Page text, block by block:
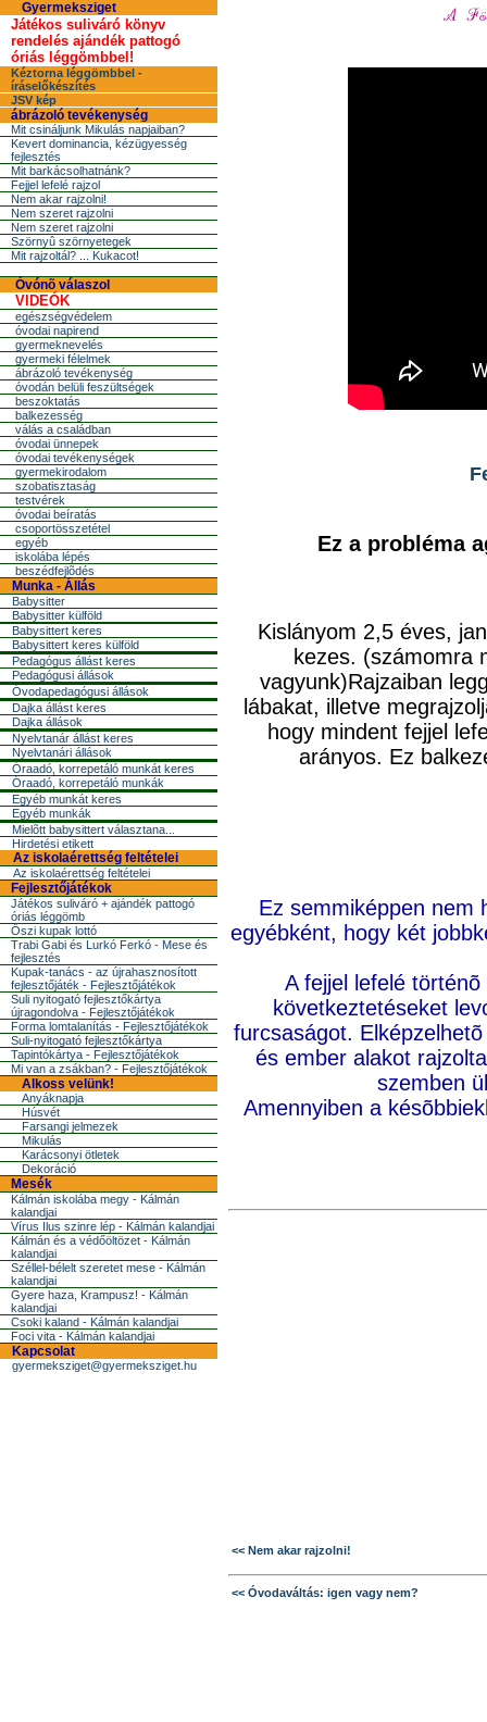
Gyermeksziget
Játékos suliváró könyv
rendelés ajándék pattogó
óriás léggömbbel!
Kéztorna léggömbbel -
íráselőkészítés
JSV kép
ábrázoló tevékenység
Mit csináljunk Mikulás napjaiban?
Kevert dominancia, kézügyesség
fejlesztés
Mit barkácsolhatnánk?
Fejjel lefelé rajzol
Nem akar rajzolni!
Nem szeret rajzolni
Nem szeret rajzolni
Szörnyû szörnyetegek
Mit rajzoltál? ... Kukacot!
Óvónõ válaszol
VIDEÓK
egészségvédelem
óvodai napirend
gyermeknevelés
gyermeki félelmek
ábrázoló tevékenység
óvodán belüli feszültségek
beszoktatás
balkezesség
válás a családban
óvodai ünnepek
óvodai tevékenységek
gyermekirodalom
szobatisztaság
testvérek
óvodai beíratás
csoportösszetétel
egyéb
iskolába lépés
beszédfejlõdés
Munka - Állás
Babysitter
Babysitter külföld
Babysittert keres
Babysittert keres külföld
Pedagógus állást keres
Pedagógusi állások
Óvodapedagógusi állások
Dajka állást keres
Dajka állások
Nyelvtanár állást keres
Nyelvtanári állások
Óraadó, korrepetáló munkát keres
Óraadó, korrepetáló munkák
Egyéb munkát keres
Egyéb munkák
Mielõtt babysittert választana...
Hirdetési etikett
Az iskolaérettség feltételei
Az iskolaérettség feltételei
Fejlesztőjátékok
Játékos suliváró + ajándék pattogó
óriás léggömb
Őszi kupak lottó
Trabi Gabi és Lurkó Ferkó - Mese és
fejlesztés
Kupak-tanács - az újrahasznosított
fejlesztőjáték - Fejlesztőjátékok
Suli nyitogató fejlesztőkártya
újragondolva - Fejlesztőjátékok
Forma lomtalanítás - Fejlesztőjátékok
Suli-nyitogató fejlesztőkártya
Tapintókártya - Fejlesztőjátékok
Mi van a zsákban? - Fejlesztőjátékok
Alkoss velünk!
Anyáknapja
Húsvét
Farsangi jelmezek
Mikulás
Karácsonyi ötletek
Dekoráció
Mesék
Kálmán iskolába megy - Kálmán
kalandjai
Vírus Ilus szinre lép - Kálmán kalandjai
Kálmán és a védőöltözet - Kálmán
kalandjai
Széllel-bélelt szeretet mese - Kálmán
kalandjai
Gyere haza, Krampusz! - Kálmán
kalandjai
Csoki kaland - Kálmán kalandjai
Foci vita - Kálmán kalandjai
Kapcsolat
gyermeksziget@gyermeksziget.hu
Ez a probléma
Kislányom 2,5 éves,
kezes. (számomra
vagyunk)Rajzaiban
lábakat, illetve
hogy mindent fejjel
arányos. Ez
Ez semmiképpen nem
egyébként, hogy két
A fejjel lefelé
következtetéseket
furcsaságot.
és ember alakot
szemben
Amennyiben a
<< Nem akar rajzolni!
<< Óvodaváltás: igen vagy nem?